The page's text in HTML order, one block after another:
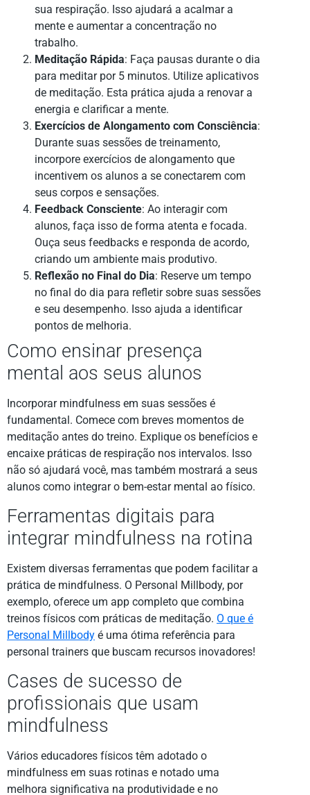
sua respiração. Isso ajudará a acalmar a
mente e aumentar a concentração no
trabalho.
Meditação Rápida: Faça pausas durante o dia
para meditar por 5 minutos. Utilize aplicativos
de meditação. Esta prática ajuda a renovar a
energia e clarificar a mente.
Exercícios de Alongamento com Consciência:
Durante suas sessões de treinamento,
incorpore exercícios de alongamento que
incentivem os alunos a se conectarem com
seus corpos e sensações.
Feedback Consciente: Ao interagir com
alunos, faça isso de forma atenta e focada.
Ouça seus feedbacks e responda de acordo,
criando um ambiente mais produtivo.
Reflexão no Final do Dia: Reserve um tempo
no final do dia para refletir sobre suas sessões
e seu desempenho. Isso ajuda a identificar
pontos de melhoria.
Como ensinar presença
mental aos seus alunos
Incorporar mindfulness em suas sessões é
fundamental. Comece com breves momentos de
meditação antes do treino. Explique os benefícios e
encaixe práticas de respiração nos intervalos. Isso
não só ajudará você, mas também mostrará a seus
alunos como integrar o bem-estar mental ao físico.
Ferramentas digitais para
integrar mindfulness na rotina
Existem diversas ferramentas que podem facilitar a
prática de mindfulness. O Personal Millbody, por
exemplo, oferece um app completo que combina
treinos físicos com práticas de meditação. O que é
Personal Millbody é uma ótima referência para
personal trainers que buscam recursos inovadores!
Cases de sucesso de
profissionais que usam
mindfulness
Vários educadores físicos têm adotado o
mindfulness em suas rotinas e notado uma
melhora significativa na produtividade e no